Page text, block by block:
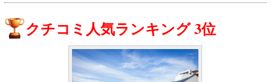
クチコミ人気ランキング 3位